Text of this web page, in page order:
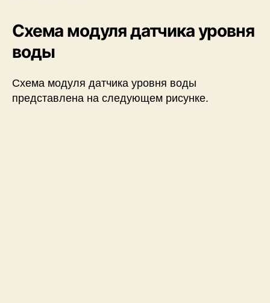
Схема модуля датчика уровня
воды
Схема модуля датчика уровня воды
представлена на следующем рисунке.